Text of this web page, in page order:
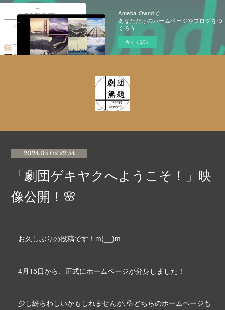
Ameba Owndで
あなただけのホームページやブログをつ
くろう
今すぐ試す
2024.05.02 22:54
「劇団ゲキヤクへようこそ！」映
像公開！🌸
お久しぶりの投稿です！m(__)m
4月15日から、正式にホームページが分身しました！
少し紛らわしいかもしれませんが‥💦どちらのホームページも